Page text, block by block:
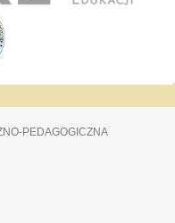
PEDAGOGICZNA